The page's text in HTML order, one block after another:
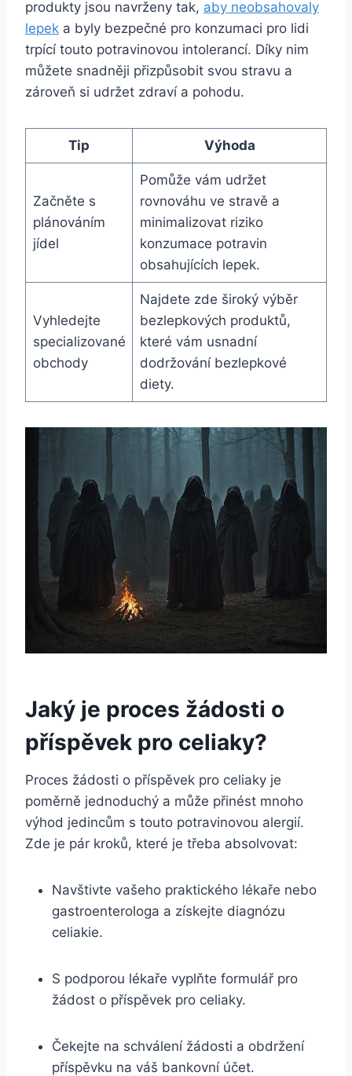
produkty jsou navrženy tak, aby neobsahovaly
lepek a byly bezpečné pro konzumaci pro lidi
trpící touto potravinovou intolerancí. Díky nim
můžete snadněji přizpůsobit svou stravu a
zároveň si udržet zdraví a pohodu.
Tip Výhoda
Začněte s
plánováním
jídel
Pomůže vám udržet
rovnováhu ve stravě a
minimalizovat riziko
konzumace potravin
obsahujících lepek.
Vyhledejte
specializované
obchody
Najdete zde široký výběr
bezlepkových produktů,
které vám usnadní
dodržování bezlepkové
diety.
Jaký je proces žádosti o
příspěvek pro celiaky?
Proces žádosti o příspěvek pro celiaky je
poměrně jednoduchý a může přinést mnoho
výhod jedincům s touto potravinovou alergií.
Zde je pár kroků, které je třeba absolvovat:
Navštivte vašeho praktického lékaře nebo
gastroenterologa a získejte diagnózu
celiakie.
S podporou lékaře vyplňte formulář pro
žádost o příspěvek pro celiaky.
Čekejte na schválení žádosti a obdržení
příspěvku na váš bankovní účet.